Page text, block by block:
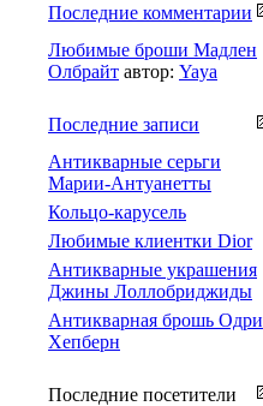
Последние комментарии
Любимые броши Мадлен
Олбрайт автор: Yaya
Последние записи
Антикварные серьги
Марии-Антуанетты
Кольцо-карусель
Любимые клиентки Dior
Антикварные украшения
Джины Лоллобриджиды
Антикварная брошь Одри
Хепберн
Последние посетители